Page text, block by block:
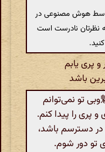
هوش مصنوعی در
نظرتان نادرست است
پری یابم
باشد
هوش مصنوعی: من از زیبایی و魅وبی تو نمی‌توانم
پری را پیدا کنم.
دسترسم باشد،
تو دور شوم.